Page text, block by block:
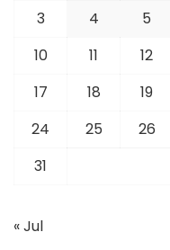
3
4 5
10
11 12
17
18 19
24
25 26
31
« Jul